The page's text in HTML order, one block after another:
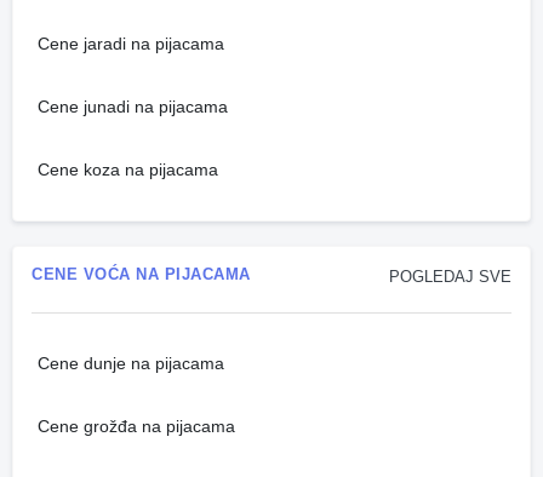
Cene jaradi na pijacama
Cene junadi na pijacama
Cene koza na pijacama
POGLEDAJ SVE
CENE VOĆA NA PIJACAMA
Cene dunje na pijacama
Cene grožđa na pijacama